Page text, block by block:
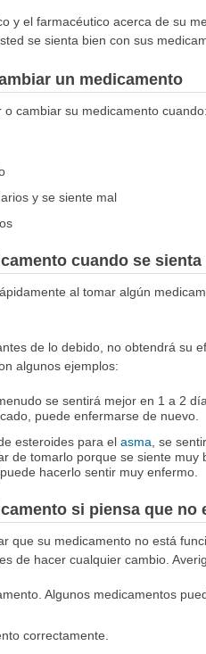
y el farmacéutico acerca de su
se sienta bien con sus
un medicamento
cambiar su medicamento cuando:
y se siente mal
cuando se
al tomar algún
de lo debido, no obtendrá su
algunos ejemplos:
se sentirá mejor en 1 a 2
puede enfermarse de nuevo.
esteroides para elasma , se
de tomarlo porque se siente muy
hacerlo sentir muy enfermo.
si piensa que no
que su medicamento no está
de hacer cualquier cambio.
Algunos medicamentos
correctamente.